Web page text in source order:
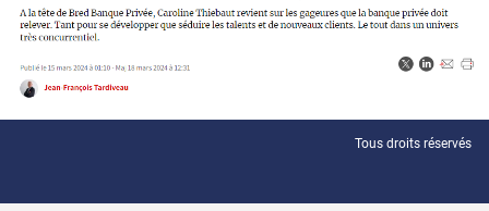
Tous droits réservés